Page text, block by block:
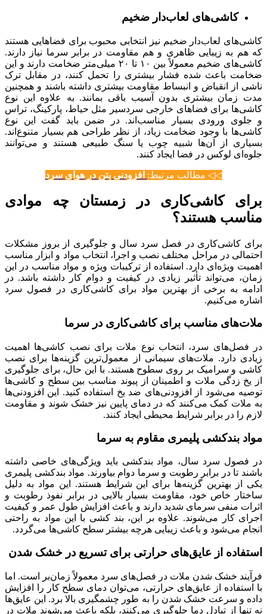
کاشی‌های لعاب‌دار ضخیم
کاشی‌های لعاب‌دار ضخیم نیز انتخابی محبوب برای فضاهایی هستند
که هم به زیبایی ظاهری و هم مقاومت در برابر سرما نیاز دارند.
کاشی‌های ضخیم معمولاً بین ۱۰ تا ۲۰ میلی‌متر ضخامت دارند و این
ضخامت باعث شده فشار بیشتری را تحمل کنند، در مقابل ترک
ناشی از انقباض و انبساط مقاومت بیشتری داشته باشند و همچنین
مدت زمان بیشتری بدون آسیب باقی بمانند. به علاوه این نوع
کاشی‌ها برای فضاهای خارجی سردسیر مثل حیاط، پارکینگ، تراس
و جلوی ورودی بسیار مناسب‌اند. در ضمن باید گفت این نوع
کاشی‌ها با وجود ضخامت زیاد، از نظر طراحی هم بسیار متنوع‌اند.
بسیاری از آن‌ها شبیه چوب یا سنگ طبیعی هستند و می‌توانند
جلوه‌ای لوکس در فضا ایجاد کنند.
◁◁ مطالب مرتبط: افزودنی بتن در هوای سرد
برای کاشی‌کاری در زمستان چه موادی
مناسب هستند؟
برای کاشی‌کاری در فصل سرد سال و جلوگیری از بروز مشکلات
احتمالی در مراحل مختلف نصب و اجرا، انتخاب مواد و ابزار مناسب
اهمیت ویژه‌ای دارد. استفاده از ترکیبات ویژه و مواد مناسب در این
زمان، می‌تواند تأثیر زیادی در کیفیت و دوام کار داشته باشد. در
ادامه به برخی از بهترین مواد برای کاشی‌کاری در فصول سرد
اشاره می‌کنیم.
ملات‌های مناسب برای کاشی‌کاری در سرما
در فصل‌های سرد، انتخاب نوع ملات برای نصب کاشی‌ها اهمیت
زیادی دارد. ملات‌های سیمانی از معمول‌ترین گزینه‌ها برای نصب
کاشی و سرامیک بر روی سطوح هستند. با این حال، برای جلوگیری
از یخ زدگی ملات و اطمینان از پیوند مناسب بین سطح و کاشی‌ها
توصیه می‌شود از افزودنی‌های ضد یخ استفاده کنید. این افزودنی‌ها
به ملات کمک می‌کنند که در دمای پایین نیز خشک شوند و مقاومت
لازم را در برابر شرایط محیطی ایجاد کنند.
مواد بندکشی پلیمری مقاوم به سرما
در فصول سرد سال، مواد بندکشی باید ویژگی‌های خاصی داشته
باشند تا در برابر رطوبت و سرما دوام بیاورند. مواد بندکشی پلیمری
یکی از بهترین گزینه‌ها برای این شرایط هستند. این مواد به دلیل
ساختار خاص خود، مقاومت بسیار بالایی در برابر نفوذ رطوبت و
اثرات منفی سرمای شدید دارند و باعث افزایش طول عمر و کیفیت
اجرای کار می‌شوند. علاوه بر این، بند کشی با این مواد به راحتی
انجام می‌شود و باعث زیبایی هرچه بیشتر سطح کاشی‌ها می‌گردد.
استفاده از عایق‌های حرارتی برای تسریع در خشک شدن
فرآیند خشک شدن ملات در فصل‌های سرد معمولاً زمان‌بر است. اما
با استفاده از عایق‌های حرارتی، می‌توان دمای سطح کار را افزایش
داده و سرعت خشک شدن را به طور چشمگیری بالا برد. این عایق‌ها
نه تنها از تبادل دما جلوگیری می‌کنند، بلکه باعث می‌شوند ملات در